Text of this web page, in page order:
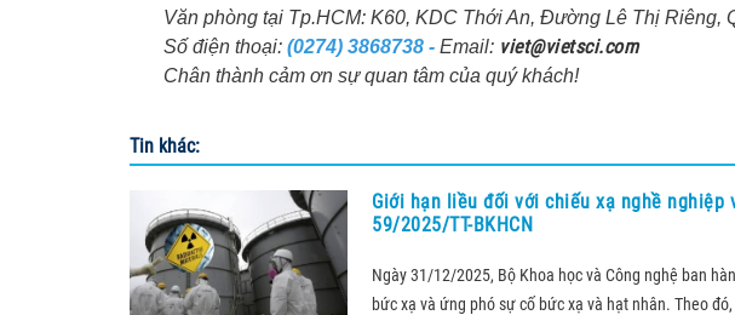
Văn phòng tại Tp.HCM: K60, KDC Thới An, Đường Lê Thị Riêng,
Số điện thoại: (0274) 3868738 - Email: viet@vietsci.com
Chân thành cảm ơn sự quan tâm của quý khách!
Tin khác:
Giới hạn liều đối với chiếu xạ nghề
59/2025/TT-BKHCN
Ngày 31/12/2025, Bộ Khoa học và Công nghệ ban
bức xạ và ứng phó sự cố bức xạ và hạt nhân. Theo